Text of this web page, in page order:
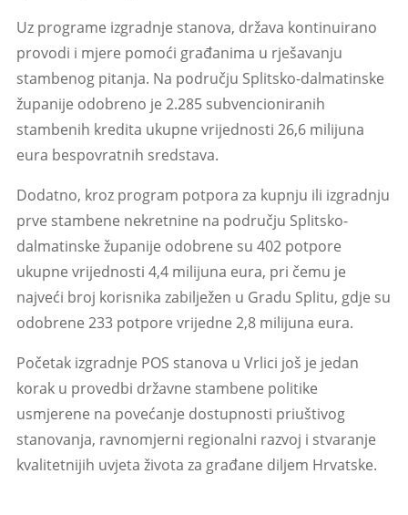
Uz programe izgradnje stanova, država kontinuirano
provodi i mjere pomoći građanima u rješavanju
stambenog pitanja. Na području Splitsko-dalmatinske
županije odobreno je 2.285 subvencioniranih
stambenih kredita ukupne vrijednosti 26,6 milijuna
eura bespovratnih sredstava.
Dodatno, kroz program potpora za kupnju ili izgradnju
prve stambene nekretnine na području Splitsko-
dalmatinske županije odobrene su 402 potpore
ukupne vrijednosti 4,4 milijuna eura, pri čemu je
najveći broj korisnika zabilježen u Gradu Splitu, gdje su
odobrene 233 potpore vrijedne 2,8 milijuna eura.
Početak izgradnje POS stanova u Vrlici još je jedan
korak u provedbi državne stambene politike
usmjerene na povećanje dostupnosti priuštivog
stanovanja, ravnomjerni regionalni razvoj i stvaranje
kvalitetnijih uvjeta života za građane diljem Hrvatske.